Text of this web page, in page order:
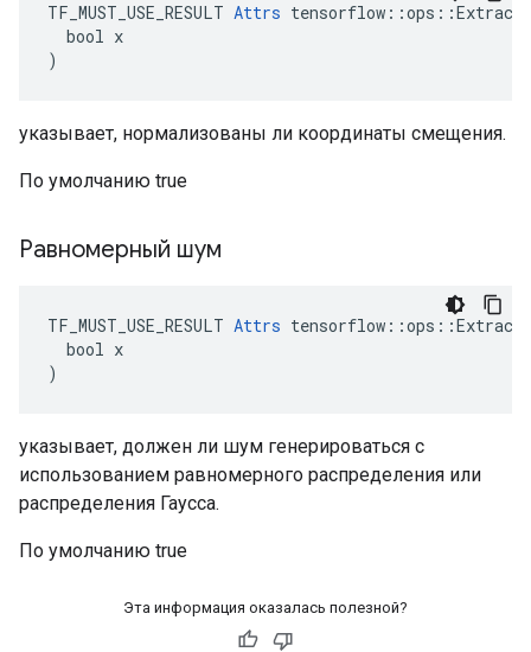
TF_MUST_USE_RESULT Attrs
  bool x
)
указывает, нормализованы ли координаты смещения.
По умолчанию true
Равномерный шум
TF_MUST_USE_RESULT Attrs
  bool x
)
указывает, должен ли шум генерироваться с
использованием равномерного распределения или
распределения Гаусса.
По умолчанию true
Эта информация оказалась полезной?